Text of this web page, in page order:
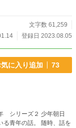
文字数 61,259
登録日 2023.08.05
気に入り追加 73
シリーズ２ 少年朝日
青年の話。 随時、話を